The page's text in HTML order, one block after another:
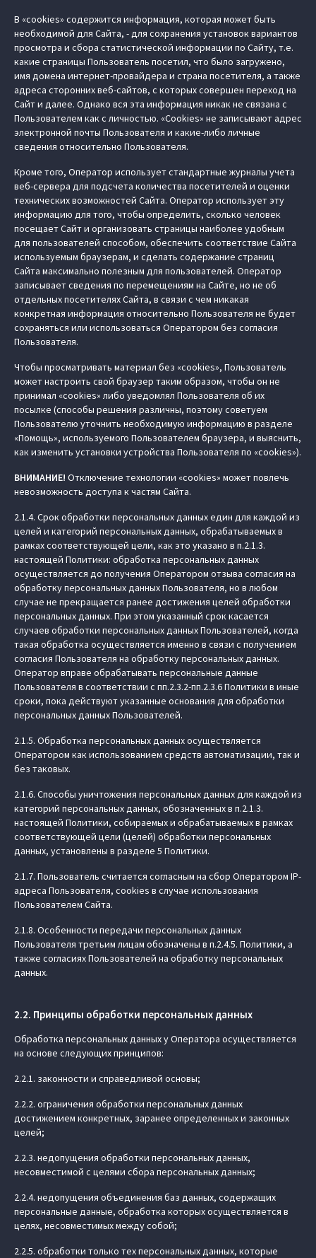
В «cookies» содержится информация, которая может быть
необходимой для Сайта, - для сохранения установок вариантов
просмотра и сбора статистической информации по Сайту, т.е.
какие страницы Пользователь посетил, что было загружено,
имя домена интернет-провайдера и страна посетителя, а также
адреса сторонних веб-сайтов, с которых совершен переход на
Сайт и далее. Однако вся эта информация никак не связана с
Пользователем как с личностью. «Cookies» не записывают адрес
электронной почты Пользователя и какие-либо личные
сведения относительно Пользователя.
Кроме того, Оператор использует стандартные журналы учета
веб-сервера для подсчета количества посетителей и оценки
технических возможностей Сайта. Оператор использует эту
информацию для того, чтобы определить, сколько человек
посещает Сайт и организовать страницы наиболее удобным
для пользователей способом, обеспечить соответствие Сайта
используемым браузерам, и сделать содержание страниц
Сайта максимально полезным для пользователей. Оператор
записывает сведения по перемещениям на Сайте, но не об
отдельных посетителях Сайта, в связи с чем никакая
конкретная информация относительно Пользователя не будет
сохраняться или использоваться Оператором без согласия
Пользователя.
Чтобы просматривать материал без «cookies», Пользователь
может настроить свой браузер таким образом, чтобы он не
принимал «cookies» либо уведомлял Пользователя об их
посылке (способы решения различны, поэтому советуем
Пользователю уточнить необходимую информацию в разделе
«Помощь», используемого Пользователем браузера, и выяснить,
как изменить установки устройства Пользователя по «cookies»).
ВНИМАНИЕ! Отключение технологии «cookies» может повлечь
невозможность доступа к частям Сайта.
2.1.4. Срок обработки персональных данных един для каждой из
целей и категорий персональных данных, обрабатываемых в
рамках соответствующей цели, как это указано в п.2.1.3.
настоящей Политики: обработка персональных данных
осуществляется до получения Оператором отзыва согласия на
обработку персональных данных Пользователя, но в любом
случае не прекращается ранее достижения целей обработки
персональных данных. При этом указанный срок касается
случаев обработки персональных данных Пользователей, когда
такая обработка осуществляется именно в связи с получением
согласия Пользователя на обработку персональных данных.
Оператор вправе обрабатывать персональные данные
Пользователя в соответствии с пп.2.3.2-пп.2.3.6 Политики в иные
сроки, пока действуют указанные основания для обработки
персональных данных Пользователей.
2.1.5. Обработка персональных данных осуществляется
Оператором как использованием средств автоматизации, так и
без таковых.
2.1.6. Способы уничтожения персональных данных для каждой из
категорий персональных данных, обозначенных в п.2.1.3.
настоящей Политики, собираемых и обрабатываемых в рамках
соответствующей цели (целей) обработки персональных
данных, установлены в разделе 5 Политики.
2.1.7. Пользователь считается согласным на сбор Оператором IP-
адреса Пользователя, cookies в случае использования
Пользователем Сайта.
2.1.8. Особенности передачи персональных данных
Пользователя третьим лицам обозначены в п.2.4.5. Политики, а
также согласиях Пользователей на обработку персональных
данных.
2.2. Принципы обработки персональных данных
Обработка персональных данных у Оператора осуществляется
на основе следующих принципов:
2.2.1. законности и справедливой основы;
2.2.2. ограничения обработки персональных данных
достижением конкретных, заранее определенных и законных
целей;
2.2.3. недопущения обработки персональных данных,
несовместимой с целями сбора персональных данных;
2.2.4. недопущения объединения баз данных, содержащих
персональные данные, обработка которых осуществляется в
целях, несовместимых между собой;
2.2.5. обработки только тех персональных данных, которые